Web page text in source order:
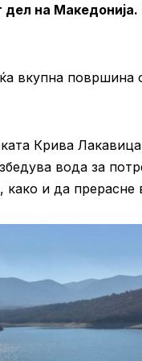
на
вкупна
Крива
вода за
и да прерасне